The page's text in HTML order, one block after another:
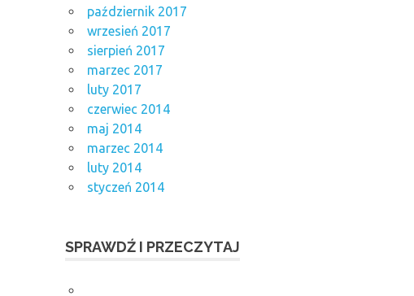
październik 2017
wrzesień 2017
sierpień 2017
marzec 2017
luty 2017
czerwiec 2014
maj 2014
marzec 2014
luty 2014
styczeń 2014
SPRAWDŹ I PRZECZYTAJ